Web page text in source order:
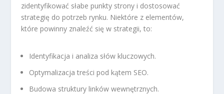
zidentyfikować słabe punkty strony i dostosować
strategię do potrzeb rynku. Niektóre z elementów,
które powinny znaleźć się w strategii, to:
Identyfikacja i analiza słów kluczowych.
Optymalizacja treści pod kątem SEO.
Budowa struktury linków wewnętrznych.